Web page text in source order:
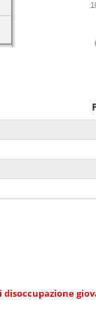
disoccupazione